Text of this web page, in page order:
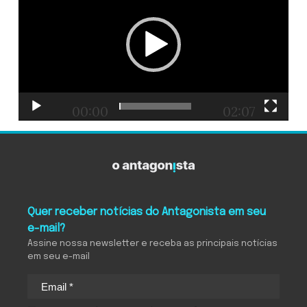
00:00 02:07
Quer receber notícias do Antagonista em seu
e-mail?
Assine nossa newsletter e receba as principais notícias
em seu e-mail